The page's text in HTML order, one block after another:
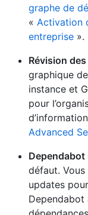
graphe de
« Activation
entreprise ».
Révision
graphique
instance et
pour
Advanced
défaut.
updates